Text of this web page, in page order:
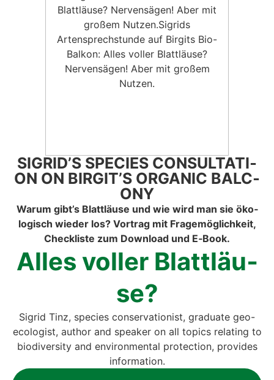
SIGRID’S SPE­CI­ES CON­SUL­TA­TI­
ON ON BIRGIT’S ORGA­NIC BAL­C­
O­NY
War­um gibt’s Blatt­läu­se und wie wird man sie öko­
lo­gisch wie­der los? Vor­trag mit Fra­ge­mög­lich­keit,
Check­lis­te zum Down­load und E‑Book.
Alles vol­ler Blatt­läu­
se?
Sig­rid Tinz, spe­ci­es con­ser­va­tio­nist, gra­dua­te geo-
eco­lo­gist, aut­hor and spea­k­er on all topics rela­ting to
bio­di­ver­si­ty and envi­ron­men­tal pro­tec­tion, pro­vi­des
infor­ma­ti­on.